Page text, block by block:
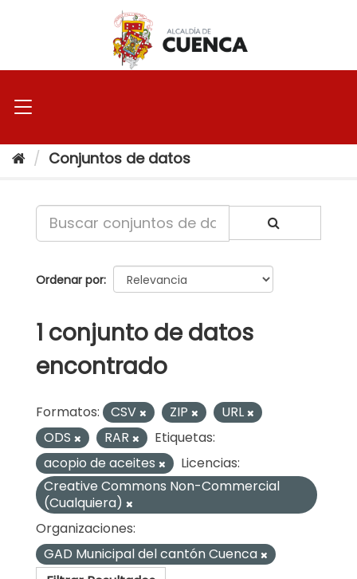
Conjuntos de datos
Ordenar por
1 conjunto de datos
encontrado
Formatos: CSV ZIP
URL
ODS
RAR
Etiquetas:
acopio de aceites
Licencias:
Creative Commons Non-Commercial
(Cualquiera)
Organizaciones:
GAD Municipal del cantón Cuenca